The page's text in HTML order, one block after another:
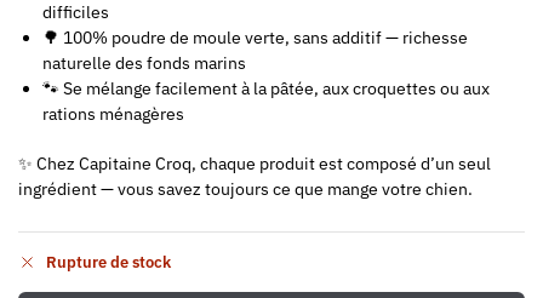
difficiles
🌳 100% poudre de moule verte, sans additif — richesse
naturelle des fonds marins
🐾 Se mélange facilement à la pâtée, aux croquettes ou aux
rations ménagères
✨ Chez Capitaine Croq, chaque produit est composé d’un seul
ingrédient — vous savez toujours ce que mange votre chien.
Rupture de stock